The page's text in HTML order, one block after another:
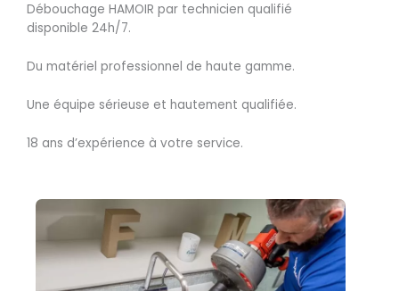
Débouchage HAMOIR par technicien qualifié
disponible 24h/7.
Du matériel professionnel de haute gamme.
Une équipe sérieuse et hautement qualifiée.
18 ans d’expérience à votre service.